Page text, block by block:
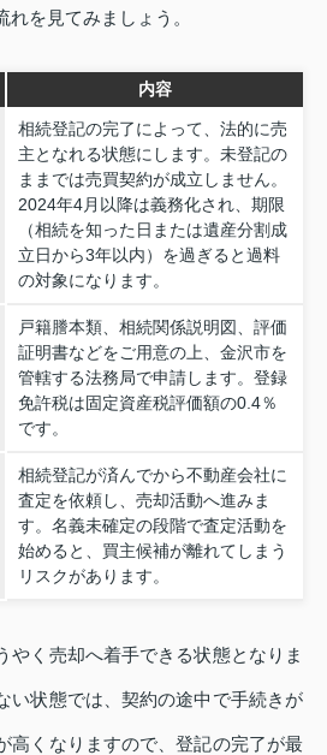
を見てみましょう。
内容
相続登記の完了によって、法的に売
主となれる状態にします。未登記の
ままでは売買契約が成立しません。
2024年4月以降は義務化され、期限
（相続を知った日または遺産分割成
立日から3年以内）を過ぎると過料
の対象になります。
戸籍謄本類、相続関係説明図、評価
証明書などをご用意の上、金沢市を
管轄する法務局で申請します。登録
免許税は固定資産税評価額の0.4％
です。
相続登記が済んでから不動産会社に
査定を依頼し、売却活動へ進みま
す。名義未確定の段階で査定活動を
始めると、買主候補が離れてしまう
リスクがあります。
やく売却へ着手できる状態となりま
い状態では、契約の途中で手続きが
高くなりますので、登記の完了が最